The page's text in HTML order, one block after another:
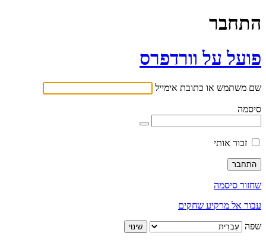
התחבר
פועל על וורדפרס
שם משתמש או כתובת אימייל
סיסמה
זכור אותי
שחזור סיסמה
עבור אל מרקיע שחקים
שפה